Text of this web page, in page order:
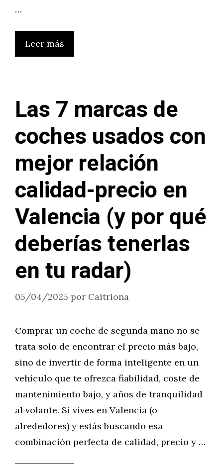
…
Leer más
Las 7 marcas de
coches usados con
mejor relación
calidad-precio en
Valencia (y por qué
deberías tenerlas
en tu radar)
05/04/2025 por Caitriona
Comprar un coche de segunda mano no se
trata solo de encontrar el precio más bajo,
sino de invertir de forma inteligente en un
vehículo que te ofrezca fiabilidad, coste de
mantenimiento bajo, y años de tranquilidad
al volante. Si vives en Valencia (o
alrededores) y estás buscando esa
combinación perfecta de calidad, precio y …